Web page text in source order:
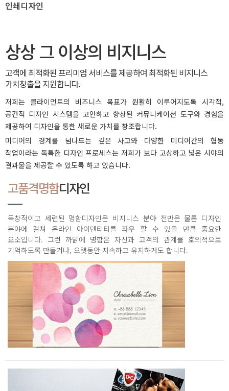
인쇄디자인
상상 그 이상의 비지니스
고객에 최적화된 프리미엄 서비스를 제공하여 최적화된 비지니스
가치창출을 지원합니다.
저희는 클라이언트의 비즈니스 목표가 원활히 이루어지도록 시각적,
공간적 디자인 시스템을 고안하고 향상된 커뮤니케이션 도구와 경험을
제공하여 디자인을 통한 새로운 가치를 창조합니다.
미디어의 경계를 넘나드는 깊은 사고와 다양한 미디어간의 협동
작업이라는 독특한 디자인 프로세스는 저희가 보다 고상하고 넓은 시야의
결과물을 제공할 수 있도록 하고 있습니다.
고품격명함디자인
독창적이고 세련된 명함디자인은 비지니스 분야 전반은 물론 디자인
분야에 걸쳐 온라인 아이덴티티를 좌우 할 수 있을 만큼 중요한
요소입니다. 그런 까닭에 명함은 자신과 고객의 관계를 호의적으로
기억하도록 만들거나, 오랫동안 지속하고 유지하게도 합니다.